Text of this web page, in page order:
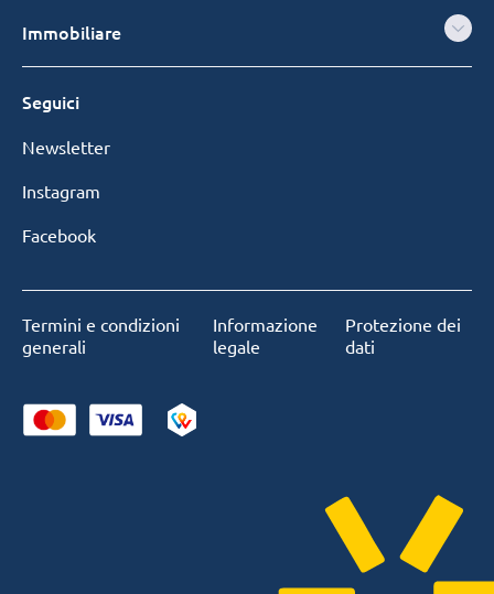
Immobiliare
Seguici
Newsletter
Instagram
Facebook
Termini e condizioni
generali
Informazione
legale
Protezione dei
dati